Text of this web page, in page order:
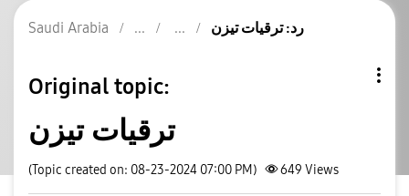
Saudi Arabia رد: ترقيات تيزن
Original topic:
ترقيات تيزن
(Topic created on: 08-23-2024 07:00 PM) 649 Views